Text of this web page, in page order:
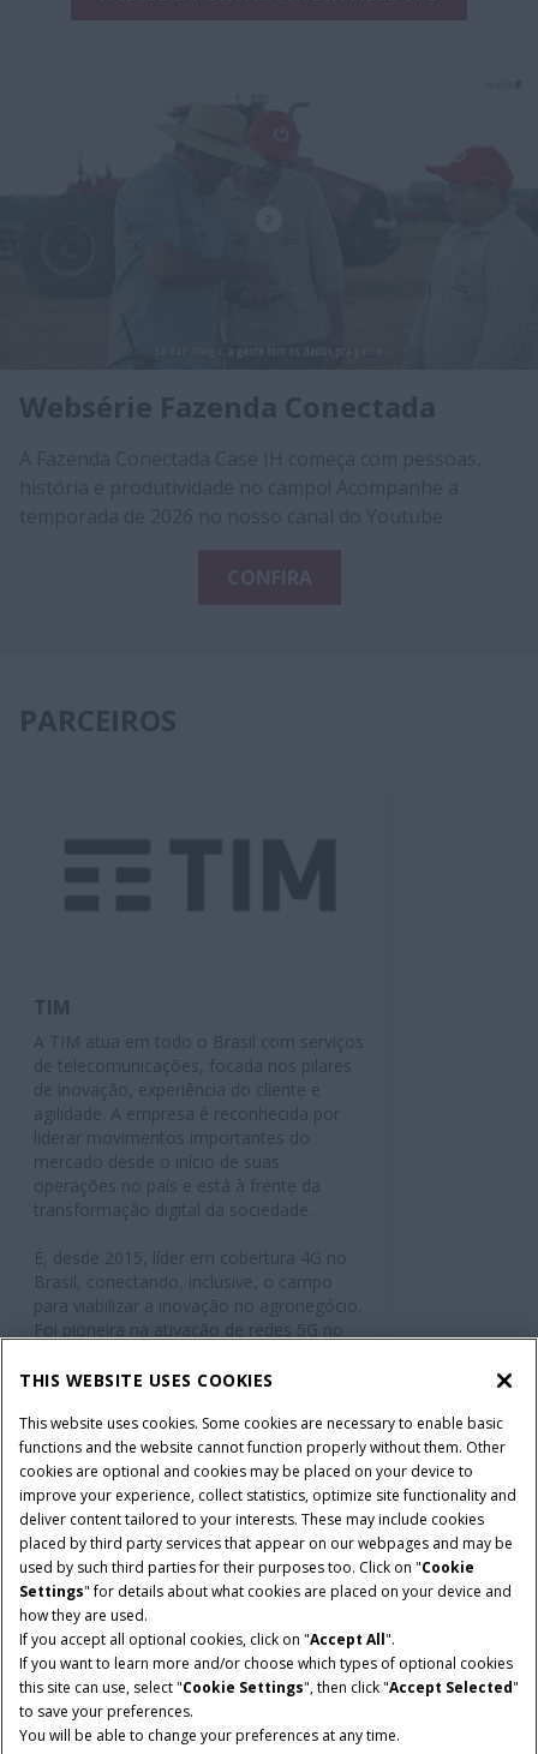
Websérie Fazenda Conectada
PARCEIROS
TIM
A TIM atua em todo o Brasil com serviços
de telecomunicações, focada nos pilares
de inovação, experiência do cliente e
agilidade. A empresa é reconhecida por
liderar movimentos importantes do
mercado desde o início de suas
operações no país e está à frente da
transformação digital da sociedade.
É, desde 2015, líder em cobertura 4G no
Brasil, conectando, inclusive, o campo
para viabilizar a inovação no agronegócio.
Foi pioneira na ativação de redes 5G no
2019, e está pronta para a próxima
A TIM valoriza a diversidade e promove
uma cultura sempre mais inclusiva, com
um ambiente de trabalho pautado no
respeito. A companhia atua
comprometida com as melhores práticas
ambientais, sociais e de governança.
THIS WEBSITE USES COOKIES
This website uses cookies. Some cookies are necessary to enable basic
functions and the website cannot function properly without them. Other
cookies are optional and cookies may be placed on your device to
improve your experience, collect statistics, optimize site functionality and
deliver content tailored to your interests. These may include cookies
placed by third party services that appear on our webpages and may be
used by such third parties for their purposes too. Click on "Cookie
Settings" for details about what cookies are placed on your device and
how they are used.
If you accept all optional cookies, click on "Accept All".
If you want to learn more and/or choose which types of optional cookies
this site can use, select "Cookie Settings", then click "Accept Selected"
to save your preferences.
You will be able to change your preferences at any time.